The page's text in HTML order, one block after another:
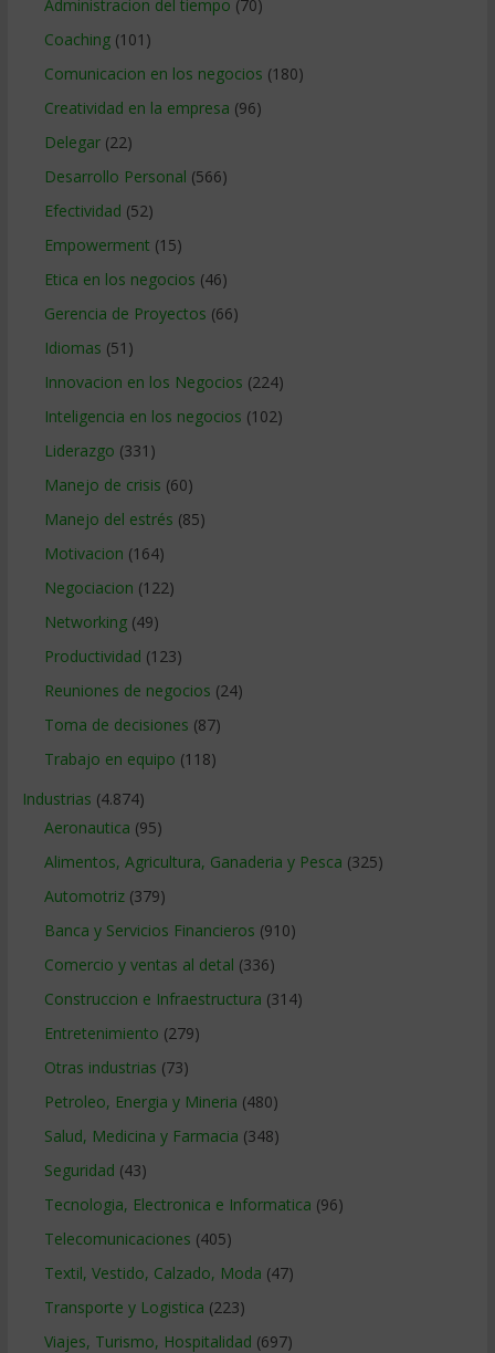
Administracion del tiempo (70)
Coaching(101)
Comunicacion en los negocios (180)
Creatividad en la empresa (96)
Delegar(22)
Desarrollo Personal (566)
Efectividad (52)
Empowerment (15)
Etica en los negocios (46)
Gerencia de Proyectos (66)
Idiomas (51)
Innovacion en los Negocios (224)
Inteligencia en los negocios (102)
Liderazgo (331)
Manejo de crisis (60)
Manejo del estrés (85)
Motivacion (164)
Negociacion (122)
Networking(49)
Productividad (123)
Reuniones de negocios (24)
Toma de decisiones (87)
Trabajo en equipo (118)
Industrias (4.874)
Aeronautica (95)
Alimentos, Agricultura, Ganaderia y Pesca (325)
Automotriz(379)
Banca y Servicios Financieros (910)
Comercio y ventas al detal (336)
Construccion e Infraestructura (314)
Entretenimiento (279)
Otras industrias (73)
Petroleo, Energia y Mineria (480)
Salud, Medicina y Farmacia (348)
Seguridad (43)
Tecnologia, Electronica e Informatica (96)
Telecomunicaciones (405)
Textil, Vestido, Calzado, Moda (47)
Transporte y Logistica (223)
Viajes, Turismo, Hospitalidad (697)